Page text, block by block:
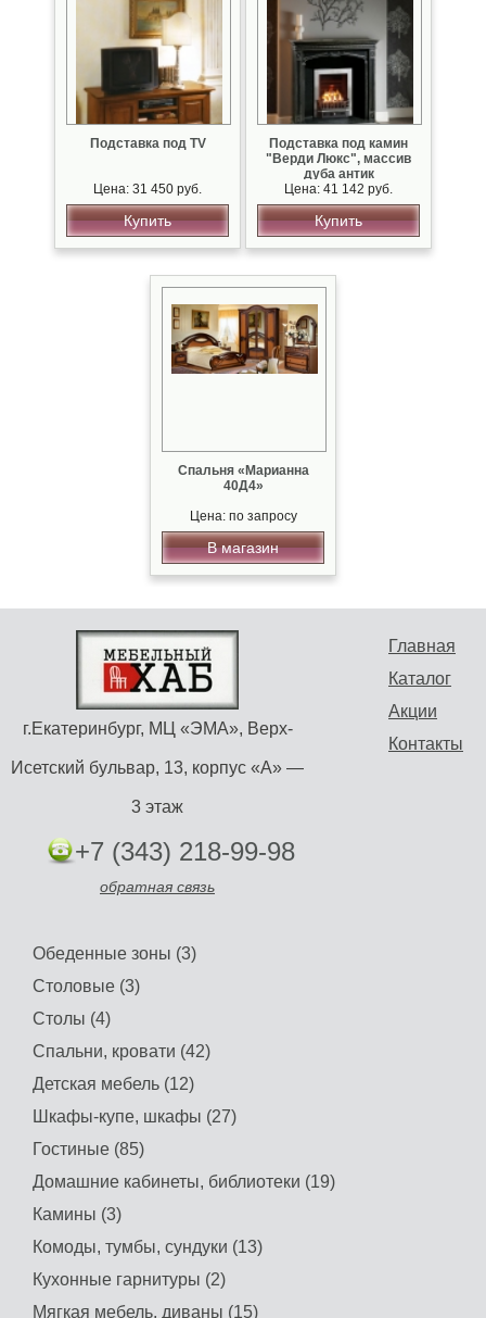
Подставка под TV
Цена: 31 450 руб.
Купить
Подставка под камин
"Верди Люкс", массив
дуба антик
Цена: 41 142 руб.
Купить
Спальня «Марианна
40Д4»
Цена: по запросу
В магазин
Главная
Каталог
Акции
Контакты
г.Екатеринбург, МЦ «ЭМА», Верх-
Исетский бульвар, 13, корпус «А» —
3 этаж
+7 (343) 218-99-98
обратная связь
Обеденные зоны (3)
Столовые (3)
Столы (4)
Спальни, кровати (42)
Детская мебель (12)
Шкафы-купе, шкафы (27)
Гостиные (85)
Домашние кабинеты, библиотеки (19)
Камины (3)
Комоды, тумбы, сундуки (13)
Кухонные гарнитуры (2)
Мягкая мебель, диваны (15)